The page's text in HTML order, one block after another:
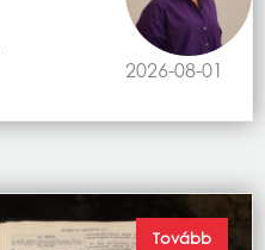
2026-08-01
Tovább